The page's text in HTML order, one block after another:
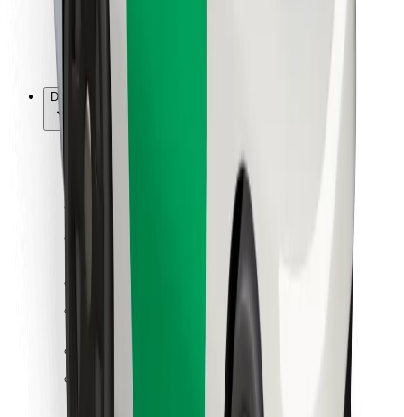
Avtopark sahibləri üçün
Restoranlar üçün
Biznes üçün Bolt
Digər
Qaydalar və Şərtlər
Dəqiqələr ərzində gediş əldə et!
Bolt tətbiqini endir
Sevdiyiniz yeməyi tapın!
Bolt Food tətbiqini endir